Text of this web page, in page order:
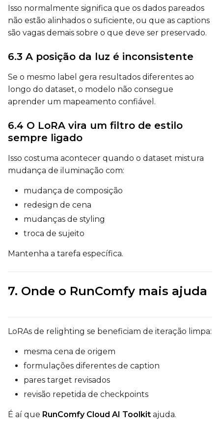
Prompt
Height
Seed
LoRA Scale
LoRA Scale
Isso normalmente significa que os dados pareados
não estão alinhados o suficiente, ou que as captions
são vagas demais sobre o que deve ser preservado.
6.3 A posição da luz é inconsistente
Se o mesmo label gera resultados diferentes ao
longo do dataset, o modelo não consegue
aprender um mapeamento confiável.
6.4 O LoRA vira um filtro de estilo
sempre ligado
Isso costuma acontecer quando o dataset mistura
mudança de iluminação com:
mudança de composição
redesign de cena
mudanças de styling
troca de sujeito
Mantenha a tarefa específica.
7. Onde o RunComfy mais ajuda
LoRAs de relighting se beneficiam de iteração limpa:
mesma cena de origem
formulações diferentes de caption
pares target revisados
revisão repetida de checkpoints
É aí que RunComfy Cloud AI Toolkit ajuda.